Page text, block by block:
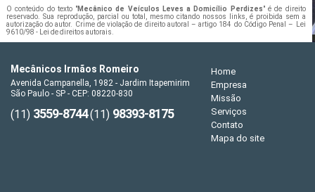
O conteúdo do texto "Mecânico de Veículos Leves a Domicílio Perdizes" é de direito
reservado. Sua reprodução, parcial ou total, mesmo citando nossos links, é proibida sem a
autorização do autor. Crime de violação de direito autoral – artigo 184 do Código Penal –
Lei
9610/98 - Lei de direitos autorais.
Mecânicos Irmãos Romeiro
Avenida Campanella, 1982 - Jardim Itapemirim
São Paulo - SP - CEP: 08220-830
(11) 3559-8744(11) 98393-8175
Home
Empresa
Missão
Serviços
Contato
Mapa do site